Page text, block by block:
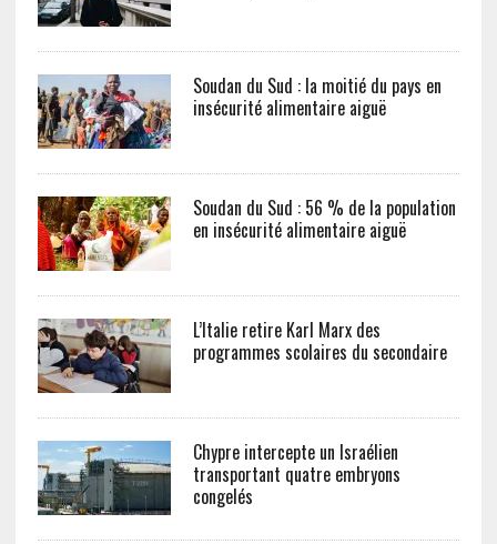
Soudan du Sud : la moitié du pays en
insécurité alimentaire aiguë
Soudan du Sud : 56 % de la population
en insécurité alimentaire aiguë
L’Italie retire Karl Marx des
programmes scolaires du secondaire
Chypre intercepte un Israélien
transportant quatre embryons
congelés